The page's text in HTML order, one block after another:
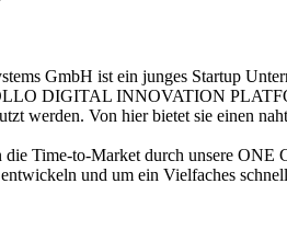
GmbH ist ein junges Startup
DIGITAL INNOVATION
werden. Von hier bietet sie einen
die Time-to-Market durch unsere
und um ein Vielfaches